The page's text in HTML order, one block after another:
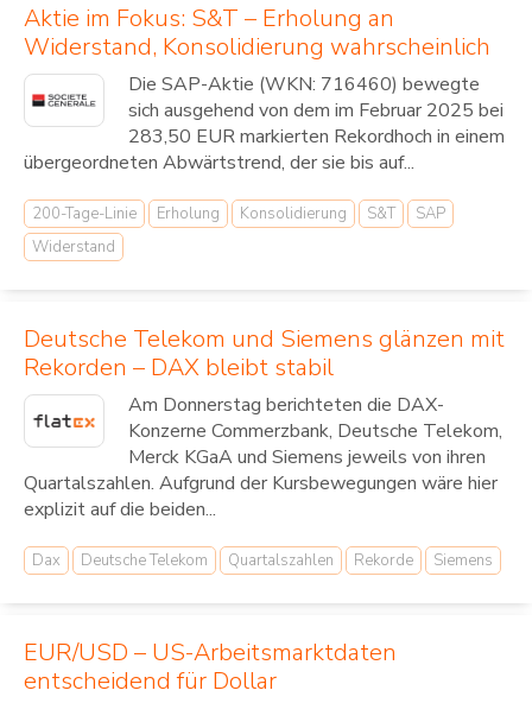
Aktie im Fokus: S&T – Erholung an
Widerstand, Konsolidierung wahrscheinlich
Die SAP-Aktie (WKN: 716460) bewegte
sich ausgehend von dem im Februar 2025 bei
283,50 EUR markierten Rekordhoch in einem
übergeordneten Abwärtstrend, der sie bis auf...
200-Tage-Linie Erholung Konsolidierung S&T
SAP
Widerstand
Deutsche Telekom und Siemens glänzen mit
Rekorden – DAX bleibt stabil
Am Donnerstag berichteten die DAX-
Konzerne Commerzbank, Deutsche Telekom,
Merck KGaA und Siemens jeweils von ihren
Quartalszahlen. Aufgrund der Kursbewegungen wäre hier
explizit auf die beiden...
Dax Deutsche Telekom Quartalszahlen Rekorde Siemens
EUR/USD – US-Arbeitsmarktdaten
entscheidend für Dollar